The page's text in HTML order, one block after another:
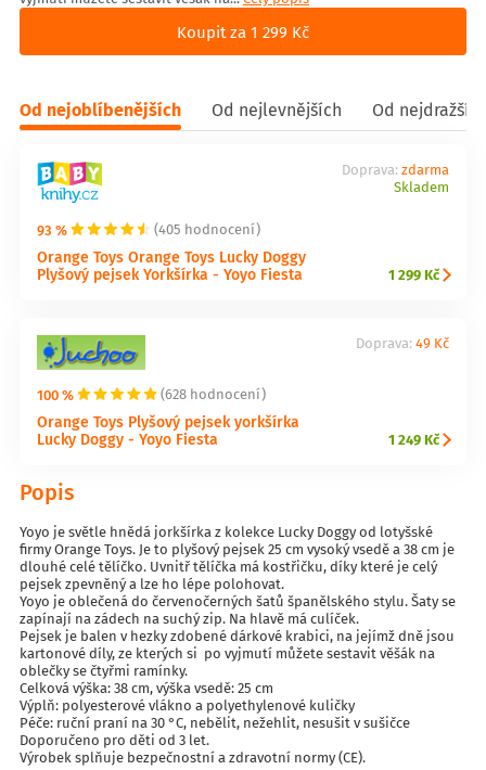
Koupit za 1 299 Kč
Od nejoblíbenějších Od nejlevnějších Od
93 % (405 hodnocení)
Orange Toys Orange Toys Lucky Doggy
Plyšový pejsek Yorkšírka - Yoyo Fiesta
Doprava: zdarma
Skladem
1 299 Kč
100 % (628 hodnocení)
Orange Toys Plyšový pejsek yorkšírka
Lucky Doggy - Yoyo Fiesta
Doprava: 49 Kč
1 249 Kč
Popis
Yoyo je světle hnědá jorkšírka z kolekce Lucky Doggy od lotyšské
firmy Orange Toys. Je to plyšový pejsek 25 cm vysoký vsedě a 38 cm je
dlouhé celé tělíčko. Uvnitř tělíčka má kostřičku, díky které je celý
pejsek zpevněný a lze ho lépe polohovat.
Yoyo je oblečená do červenočerných šatů španělského stylu. Šaty se
zapínají na zádech na suchý zip. Na hlavě má culíček.
Pejsek je balen v hezky zdobené dárkové krabici, na jejímž dně jsou
kartonové díly, ze kterých si po vyjmutí můžete sestavit věšák na
oblečky se čtyřmi ramínky.
Celková výška: 38 cm, výška vsedě: 25 cm
Výplň: polyesterové vlákno a polyethylenové kuličky
Péče: ruční praní na 30 °C, nebělit, nežehlit, nesušit v sušičce
Doporučeno pro děti od 3 let.
Výrobek splňuje bezpečnostní a zdravotní normy (CE).